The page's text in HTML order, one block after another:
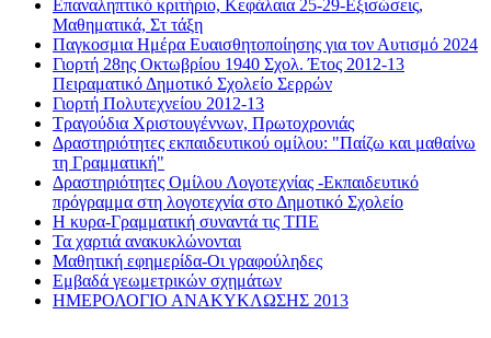
Επαναληπτικό κριτήριο, Κεφάλαια 25-29-Εξισώσεις,
Μαθηματικά, Στ τάξη
Παγκοσμια Ημέρα Ευαισθητοποίησης για τον Αυτισμό 2024
Γιορτή 28ης Οκτωβρίου 1940 Σχολ. Έτος 2012-13
Πειραματικό Δημοτικό Σχολείο Σερρών
Γιορτή Πολυτεχνείου 2012-13
Τραγούδια Χριστουγέννων, Πρωτοχρονιάς
Δραστηριότητες εκπαιδευτικού ομίλου: "Παίζω και μαθαίνω
τη Γραμματική"
Δραστηριότητες Ομίλου Λογοτεχνίας -Εκπαιδευτικό
πρόγραμμα στη λογοτεχνία στο Δημοτικό Σχολείο
Η κυρα-Γραμματική συναντά τις ΤΠΕ
Τα χαρτιά ανακυκλώνονται
Μαθητική εφημερίδα-Οι γραφούληδες
Εμβαδά γεωμετρικών σχημάτων
ΗΜΕΡΟΛΟΓΙΟ ΑΝΑΚΥΚΛΩΣΗΣ 2013